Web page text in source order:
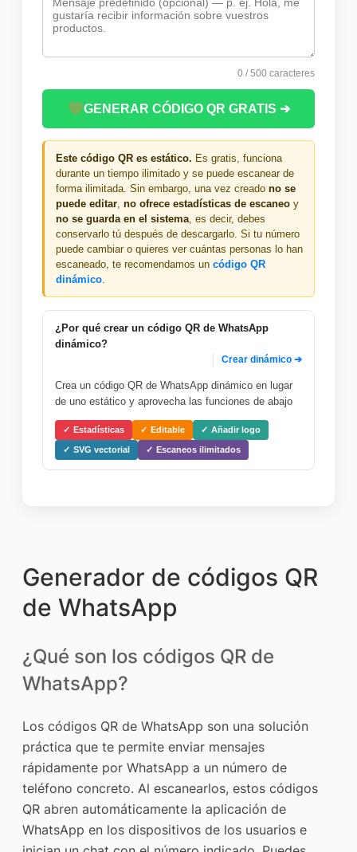
0 / 500 caracteres
GENERAR CÓDIGO QR GRATIS ➔
Este código QR es estático. Es gratis, funciona
durante un tiempo ilimitado y se puede escanear de
forma ilimitada. Sin embargo, una vez creado no se
puede editar, no ofrece estadísticas de escaneo y
no se guarda en el sistema, es decir, debes
conservarlo tú después de descargarlo. Si tu número
puede cambiar o quieres ver cuántas personas lo han
escaneado, te recomendamos un código QR
dinámico.
¿Por qué crear un código QR de WhatsApp
dinámico?
Crear dinámico ➔
Crea un código QR de WhatsApp dinámico en lugar
de uno estático y aprovecha las funciones de abajo
Estadísticas Editable Añadir logo
SVG vectorial Escaneos ilimitados
Generador de códigos QR
de WhatsApp
¿Qué son los códigos QR de
WhatsApp?
Los códigos QR de WhatsApp son una solución
práctica que te permite enviar mensajes
rápidamente por WhatsApp a un número de
teléfono concreto. Al escanearlos, estos códigos
QR abren automáticamente la aplicación de
WhatsApp en los dispositivos de los usuarios e